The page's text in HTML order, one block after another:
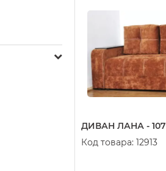
ДИВАН ЛАНА - 107
Код товара: 12913